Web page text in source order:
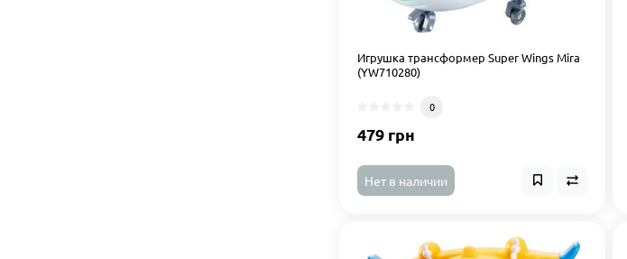
Игрушка трансформер Super Wings Mira
(YW710280)
0
479 грн
Нет в наличии